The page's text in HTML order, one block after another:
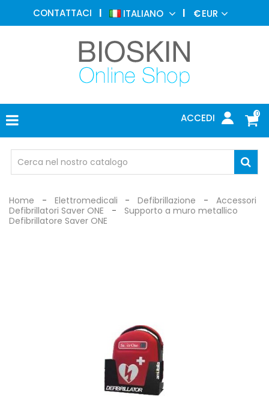
CONTATTACI ITALIANO €EUR
0
ACCEDI
MEDICINA
ESTETICA
DERMATOLOGIA
FOTOTERAPIA
ELETTROMEDICALI
MEDICO
OCCHIALI
DI
Home Elettromedicali Defibrillazione
Accessori
Defibrillatori Saver ONE
Supporto a muro metallico
Defibrillatore Saver ONE